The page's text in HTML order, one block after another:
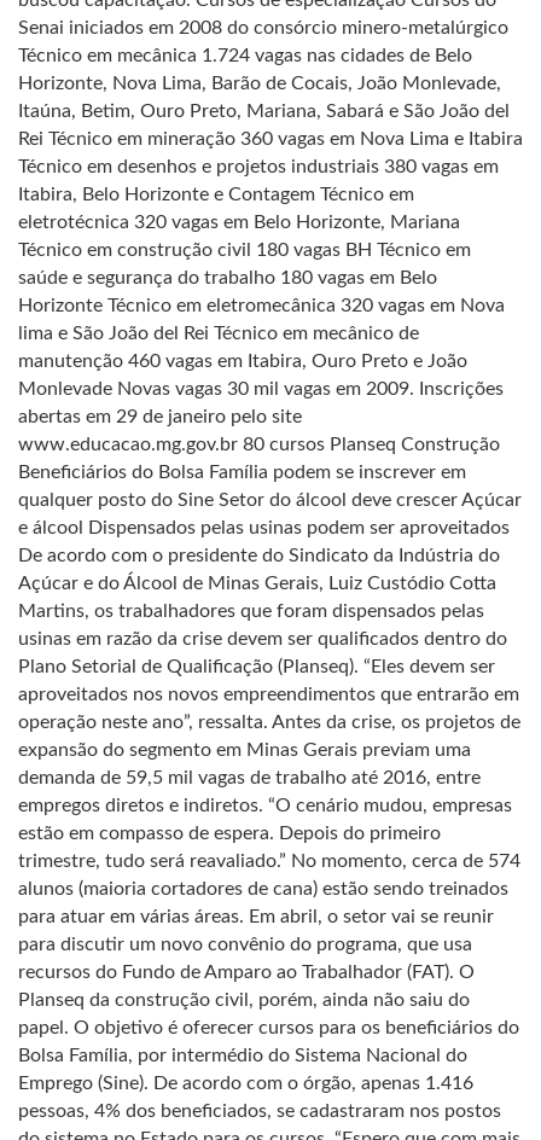
Senai iniciados em 2008 do consórcio minero-metalúrgico
Técnico em mecânica 1.724 vagas nas cidades de Belo
Horizonte, Nova Lima, Barão de Cocais, João Monlevade,
Itaúna, Betim, Ouro Preto, Mariana, Sabará e São João del
Rei Técnico em mineração 360 vagas em Nova Lima e Itabira
Técnico em desenhos e projetos industriais 380 vagas em
Itabira, Belo Horizonte e Contagem Técnico em
eletrotécnica 320 vagas em Belo Horizonte, Mariana
Técnico em construção civil 180 vagas BH Técnico em
saúde e segurança do trabalho 180 vagas em Belo
Horizonte Técnico em eletromecânica 320 vagas em Nova
lima e São João del Rei Técnico em mecânico de
manutenção 460 vagas em Itabira, Ouro Preto e João
Monlevade Novas vagas 30 mil vagas em 2009. Inscrições
abertas em 29 de janeiro pelo site
www.educacao.mg.gov.br 80 cursos Planseq Construção
Beneficiários do Bolsa Família podem se inscrever em
qualquer posto do Sine Setor do álcool deve crescer Açúcar
e álcool Dispensados pelas usinas podem ser aproveitados
De acordo com o presidente do Sindicato da Indústria do
Açúcar e do Álcool de Minas Gerais, Luiz Custódio Cotta
Martins, os trabalhadores que foram dispensados pelas
usinas em razão da crise devem ser qualificados dentro do
Plano Setorial de Qualificação (Planseq). “Eles devem ser
aproveitados nos novos empreendimentos que entrarão em
operação neste ano”, ressalta. Antes da crise, os projetos de
expansão do segmento em Minas Gerais previam uma
demanda de 59,5 mil vagas de trabalho até 2016, entre
empregos diretos e indiretos. “O cenário mudou, empresas
estão em compasso de espera. Depois do primeiro
trimestre, tudo será reavaliado.” No momento, cerca de 574
alunos (maioria cortadores de cana) estão sendo treinados
para atuar em várias áreas. Em abril, o setor vai se reunir
para discutir um novo convênio do programa, que usa
recursos do Fundo de Amparo ao Trabalhador (FAT). O
Planseq da construção civil, porém, ainda não saiu do
papel. O objetivo é oferecer cursos para os beneficiários do
Bolsa Família, por intermédio do Sistema Nacional do
Emprego (Sine). De acordo com o órgão, apenas 1.416
pessoas, 4% dos beneficiados, se cadastraram nos postos